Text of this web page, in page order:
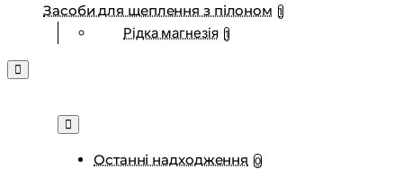
Засоби для щеплення з пілоном 1
Рідка магнезія 1
Останні надходження 0